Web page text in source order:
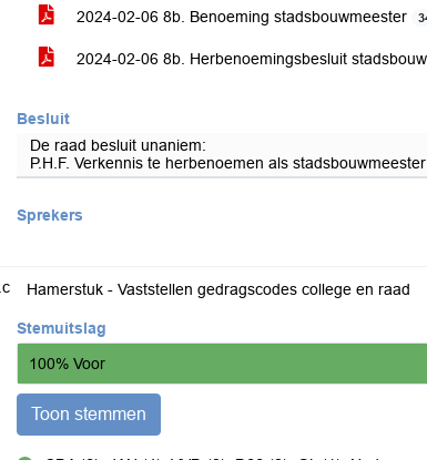
2024-02-06 8b. Benoeming stadsbouwmeester
2024-02-06 8b. Herbenoemingsbesluit
Besluit
De raad besluit unaniem:
P.H.F. Verkennis te herbenoemen als
Sprekers
Hamerstuk - Vaststellen gedragscodes college en raad
Stemuitslag
100% Voor
Toon stemmen